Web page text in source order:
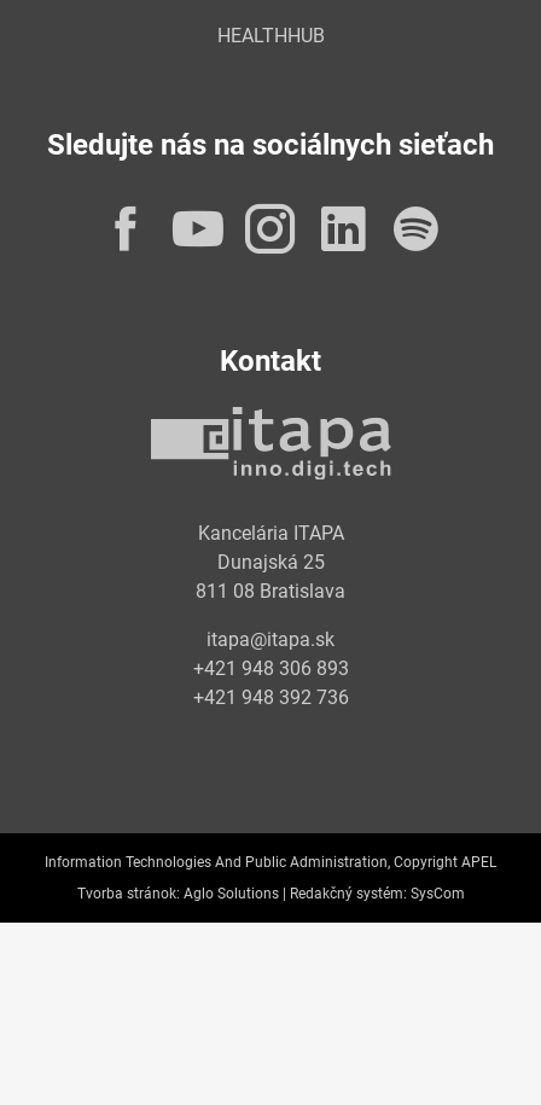
HEALTHHUB
Sledujte nás na sociálnych sieťach
Facebook
YouTube
Instagram
Kontakt
Kancelária ITAPA
Dunajská 25
811 08 Bratislava
itapa@itapa.sk
+421 948 306 893
+421 948 392 736
Information Technologies And Public Administration, Copyright APEL
Tvorba stránok: Aglo Solutions | Redakčný systém: SysCom